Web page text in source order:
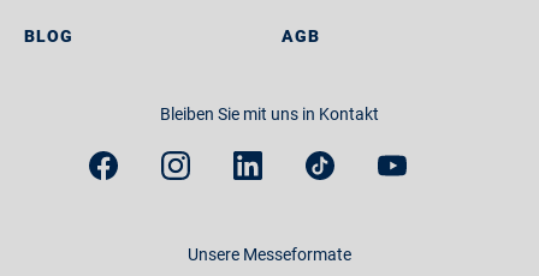
BLOG AGB
Bleiben Sie mit uns in Kontakt
Unsere Messeformate